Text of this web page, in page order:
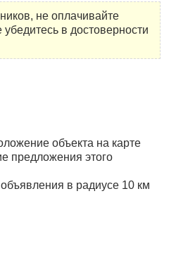
не оплачивайте
в достоверности
объекта на карте
предложения этого
в радиусе 10 км